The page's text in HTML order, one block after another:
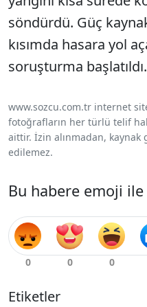
söndürdü. Güç
kısımda hasara yol
soruşturma başlatıldı.
www.sozcu.com.tr internet
fotoğrafların her türlü telif
aittir. İzin alınmadan,
edilemez.
Bu habere emoji
Etiketler